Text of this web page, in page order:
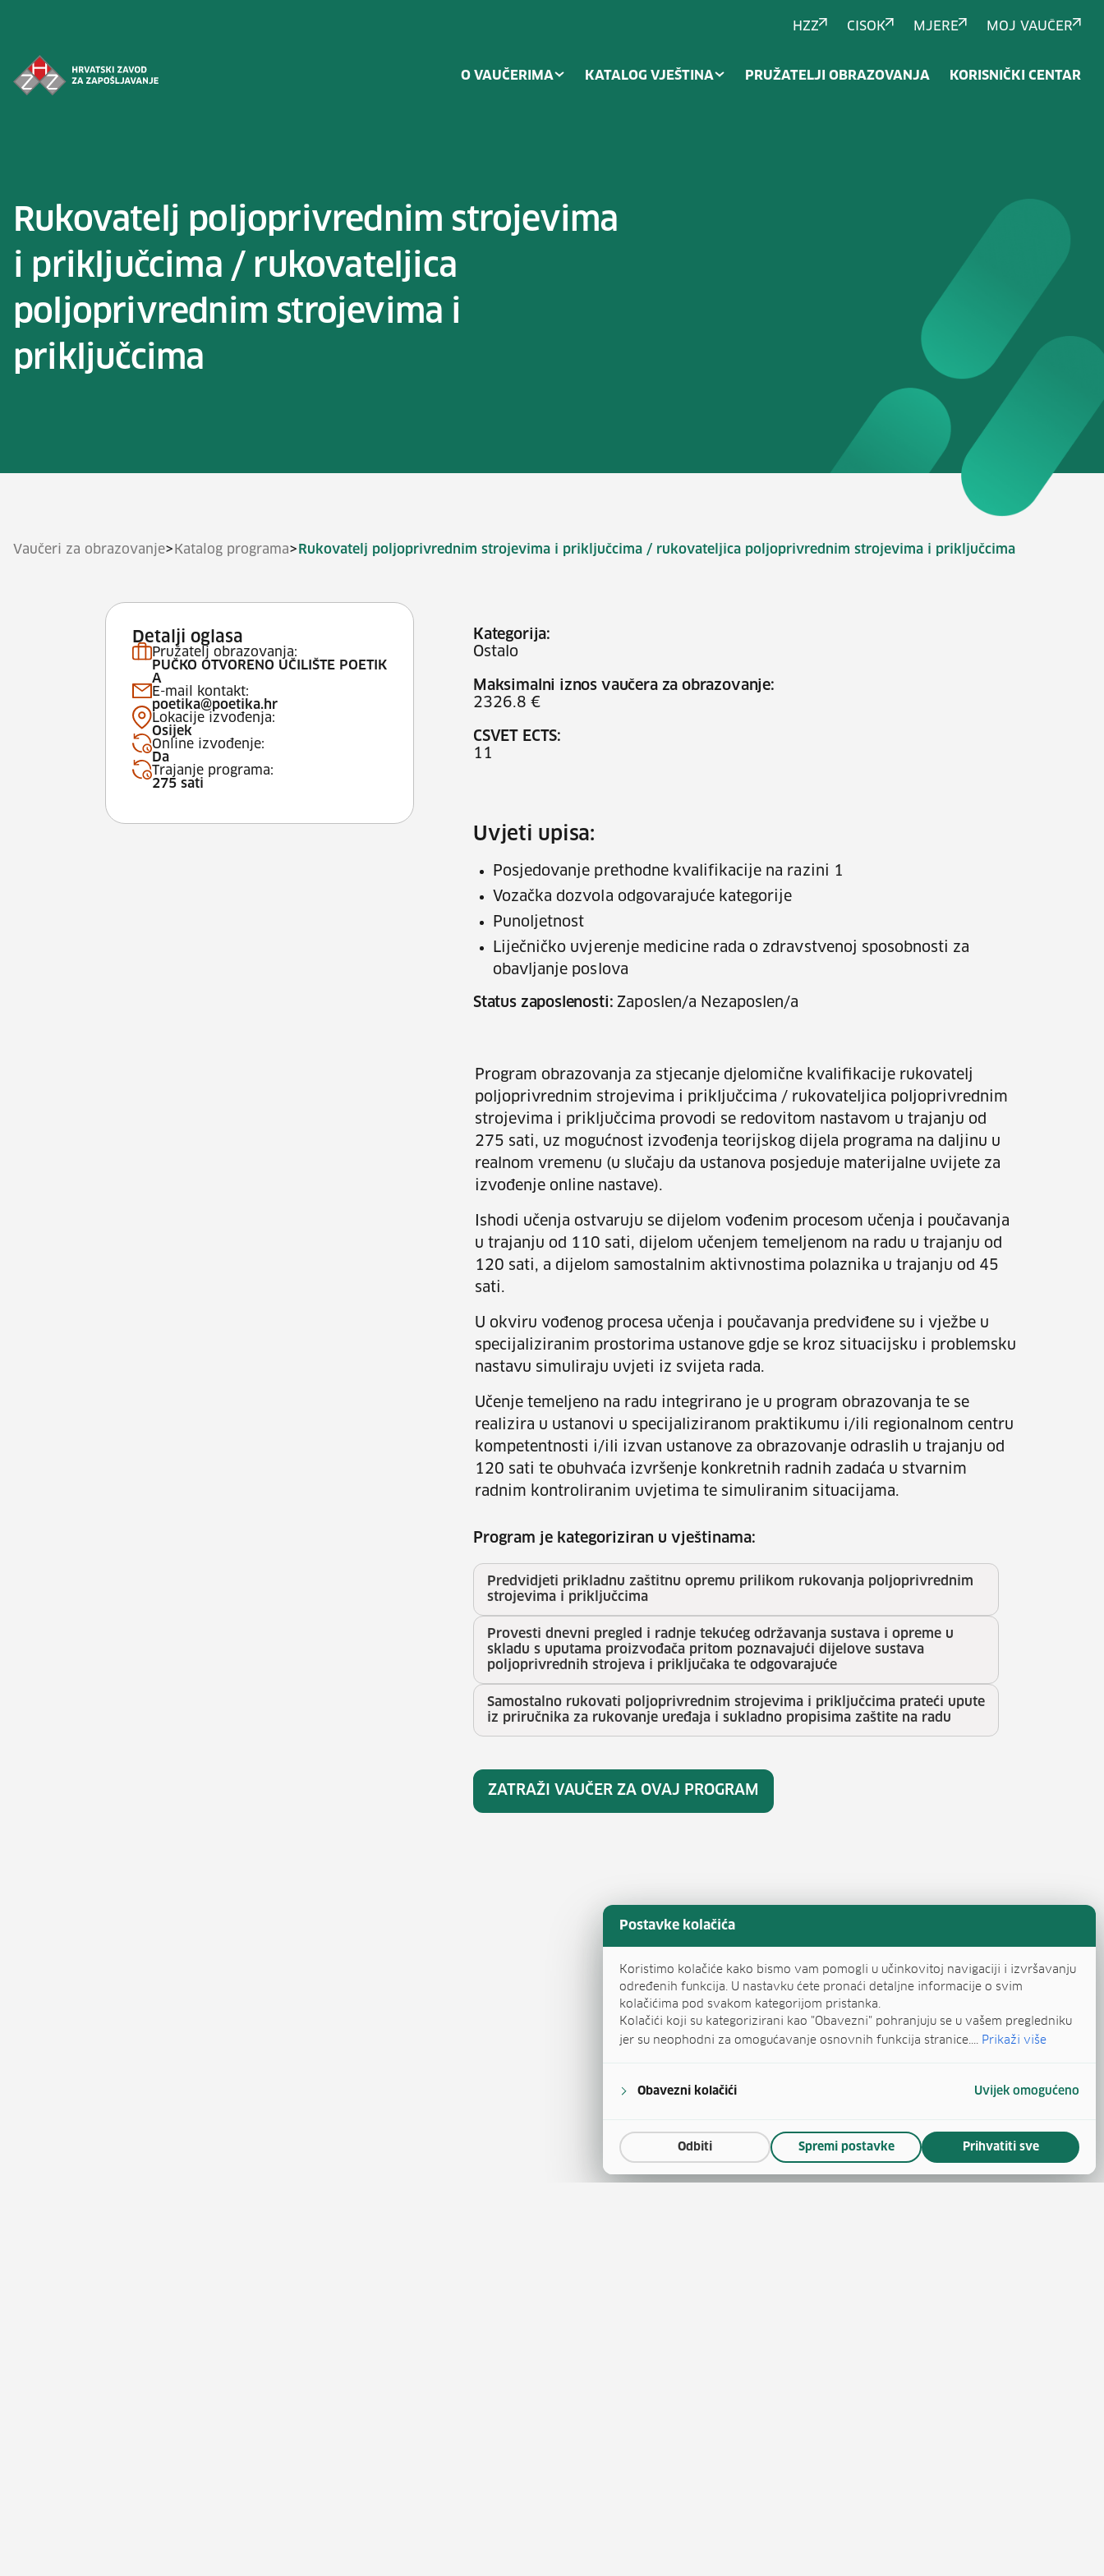
Postavke kolačića
Koristimo kolačiće kako bismo vam pomogli u učinkovitoj navigaciji i izvršavanju
određenih funkcija. U nastavku ćete pronaći detaljne informacije o svim
kolačićima pod svakom kategorijom pristanka.
Kolačići koji su kategorizirani kao "Obavezni" pohranjuju se u vašem pregledniku
jer su neophodni za omogućavanje osnovnih funkcija stranice.... Prikaži više
Obavezni kolačići Uvijek omogućeno
Odbiti Spremi postavke Prihvatiti sve
HZZ CISOK MJERE MOJ VAUČER
O VAUČERIMA KATALOG VJEŠTINA PRUŽATELJI OBRAZOVANJA KORISNIČKI CENTAR
Rukovatelj poljoprivrednim strojevima
i priključcima / rukovateljica
poljoprivrednim strojevima i
priključcima
Vaučeri za obrazovanje> Katalog programa> Rukovatelj poljoprivrednim strojevima i priključcima / rukovateljica poljoprivrednim strojevima i priključcima
Detalji oglasa
Pružatelj obrazovanja:
PUČKO OTVORENO UČILIŠTE POETIK
A
E-mail kontakt:
poetika@poetika.hr
Lokacije izvođenja:
Osijek
Online izvođenje:
Da
Trajanje programa:
275 sati
Kategorija:
Ostalo
Maksimalni iznos vaučera za obrazovanje:
2326.8 €
CSVET ECTS:
11
Uvjeti upisa:
Posjedovanje prethodne kvalifikacije na razini 1
Vozačka dozvola odgovarajuće kategorije
Punoljetnost
Liječničko uvjerenje medicine rada o zdravstvenoj sposobnosti za
obavljanje poslova
Status zaposlenosti: Zaposlen/a Nezaposlen/a
Program obrazovanja za stjecanje djelomične kvalifikacije rukovatelj
poljoprivrednim strojevima i priključcima / rukovateljica poljoprivrednim
strojevima i priključcima provodi se redovitom nastavom u trajanju od
275 sati, uz mogućnost izvođenja teorijskog dijela programa na daljinu u
realnom vremenu (u slučaju da ustanova posjeduje materijalne uvijete za
izvođenje online nastave).
Ishodi učenja ostvaruju se dijelom vođenim procesom učenja i poučavanja
u trajanju od 110 sati, dijelom učenjem temeljenom na radu u trajanju od
120 sati, a dijelom samostalnim aktivnostima polaznika u trajanju od 45
sati.
U okviru vođenog procesa učenja i poučavanja predviđene su i vježbe u
specijaliziranim prostorima ustanove gdje se kroz situacijsku i problemsku
nastavu simuliraju uvjeti iz svijeta rada.
Učenje temeljeno na radu integrirano je u program obrazovanja te se
realizira u ustanovi u specijaliziranom praktikumu i/ili regionalnom centru
kompetentnosti i/ili izvan ustanove za obrazovanje odraslih u trajanju od
120 sati te obuhvaća izvršenje konkretnih radnih zadaća u stvarnim
radnim kontroliranim uvjetima te simuliranim situacijama.
Program je kategoriziran u vještinama:
Predvidjeti prikladnu zaštitnu opremu prilikom rukovanja poljoprivrednim
strojevima i priključcima
Provesti dnevni pregled i radnje tekućeg održavanja sustava i opreme u
skladu s uputama proizvođača pritom poznavajući dijelove sustava
poljoprivrednih strojeva i priključaka te odgovarajuće
Samostalno rukovati poljoprivrednim strojevima i priključcima prateći upute
iz priručnika za rukovanje uređaja i sukladno propisima zaštite na radu
ZATRAŽI VAUČER ZA OVAJ PROGRAM